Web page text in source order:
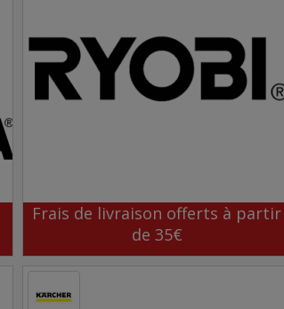
Frais de livraison offerts à partir
de 35€